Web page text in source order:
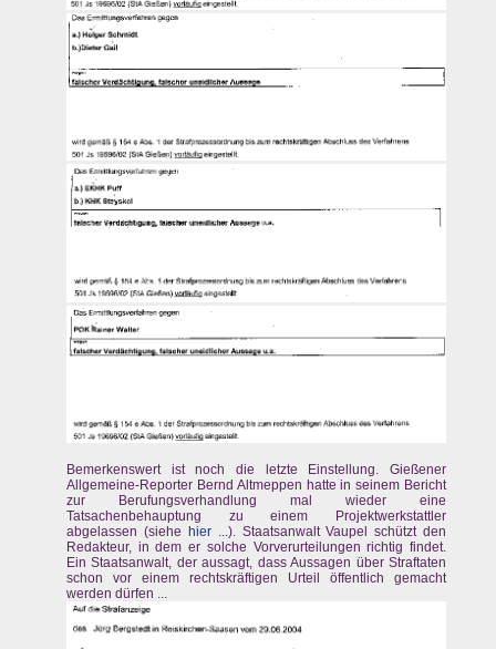
Bemerkenswert ist noch die letzte Einstellung. Gießener
Allgemeine-Reporter Bernd Altmeppen hatte in seinem Bericht
zur Berufungsverhandlung mal wieder eine
Tatsachenbehauptung zu einem Projektwerkstattler
abgelassen (siehe hier ...). Staatsanwalt Vaupel schützt den
Redakteur, in dem er solche Vorverurteilungen richtig findet.
Ein Staatsanwalt, der aussagt, dass Aussagen über Straftaten
schon vor einem rechtskräftigen Urteil öffentlich gemacht
werden dürfen ...